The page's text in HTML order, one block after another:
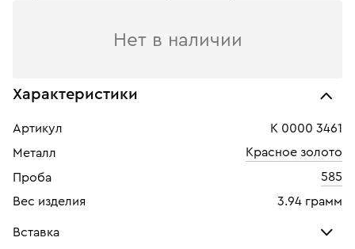
Нет в наличии
Характеристики
Артикул
К 0000 3461
Металл
Красное золото
Проба
585
Вес изделия
3.94 грамм
Вставка